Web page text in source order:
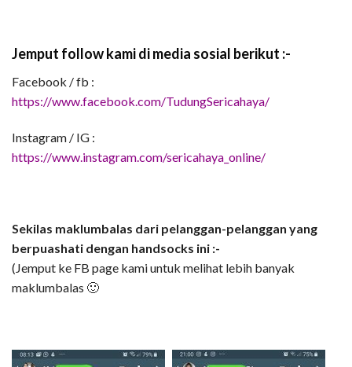
Jemput follow kami di media sosial berikut :-
Facebook / fb :
https://www.facebook.com/TudungSericahaya/
Instagram / IG :
https://www.instagram.com/sericahaya_online/
Sekilas maklumbalas dari pelanggan-pelanggan yang
berpuashati dengan handsocks ini :-
(Jemput ke FB page kami untuk melihat lebih banyak
maklumbalas 🙂